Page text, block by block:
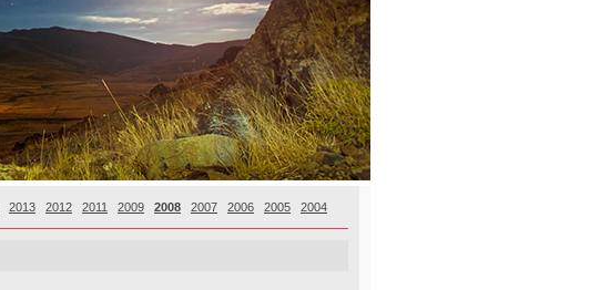
2013 2012 2011 2009 2008 2007 2006 2005 2004